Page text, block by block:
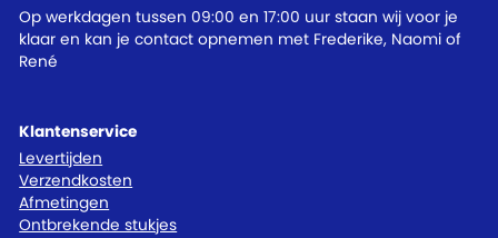
Klantenservice
Levertijden
Verzendkosten
Afmetingen
Ontbrekende stukjes
Op werkdagen tussen 09:00 en 17:00 uur staan wij voor je
klaar en kan je contact opnemen met Frederike, Naomi of
René